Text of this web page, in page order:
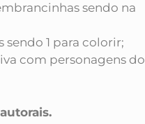
sendo na
1 para colorir;
com personagens do
autorais.